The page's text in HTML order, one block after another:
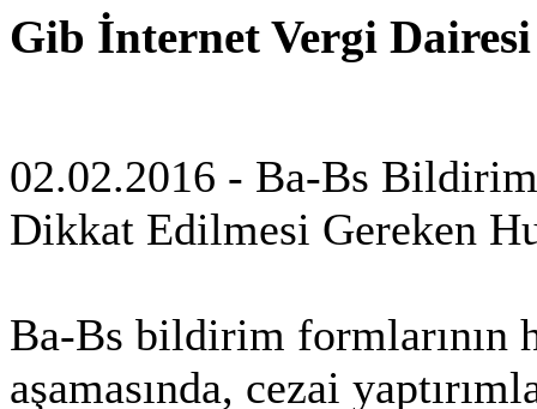
Gib İnternet Vergi
02.02.2016 - Ba-Bs
Dikkat Edilmesi Gereken
Ba-Bs bildirim formlarının
aşamasında, cezai